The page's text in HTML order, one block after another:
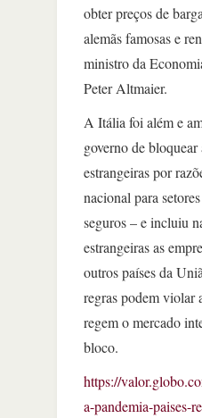
obter preços de
alemãs famosas e
ministro da
Peter Altmaier.
A Itália foi além e
governo de bloquear
estrangeiras por
nacional para
seguros – e incluiu
estrangeiras as
outros países da
regras podem violar
regem o mercado
bloco.
https://
a-pandemia-paises-